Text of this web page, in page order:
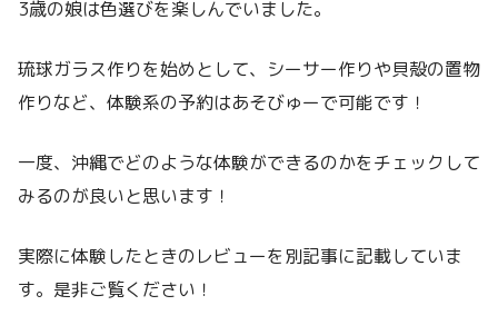
3歳の娘は色選びを楽しんでいました。
琉球ガラス作りを始めとして、シーサー作りや貝殻の置物
作りなど、体験系の予約はあそびゅーで可能です！
一度、沖縄でどのような体験ができるのかをチェックして
みるのが良いと思います！
実際に体験したときのレビューを別記事に記載していま
す。是非ご覧ください！